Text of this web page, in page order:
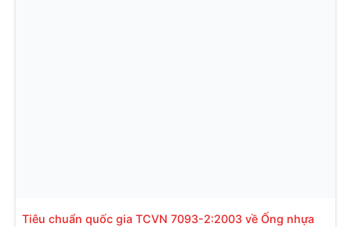
Tiêu chuẩn quốc gia TCVN 7093-2:2003 về Ống nhựa